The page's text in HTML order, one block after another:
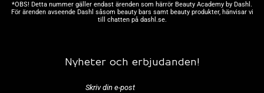
*OBS! Detta nummer gäller endast ärenden som härrör Beauty Academy by Dashl.
För ärenden avseende Dashl såsom beauty bars samt beauty produkter, hänvisar vi
till chatten på dashl.se.
Nyheter och erbjudanden!